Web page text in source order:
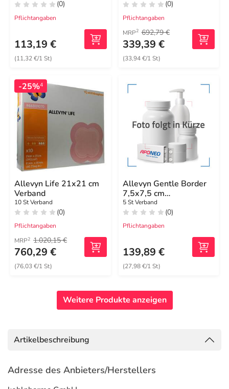
(0)
Pflichtangaben
113,19 €
(11,32 €/1 St)
(0)
Pflichtangaben
MRP2 692,79 €
339,39 €
(33,94 €/1 St)
-25%4
Allevyn Life 21x21 cm
Verband
10 St Verband
(0)
Pflichtangaben
MRP2 1.020,15 €
760,29 €
(76,03 €/1 St)
Allevyn Gentle Border
7,5x7,5 cm
Schaumverband
5 St Verband
(0)
Pflichtangaben
139,89 €
(27,98 €/1 St)
Weitere Produkte anzeigen
Artikelbeschreibung
Adresse des Anbieters/Herstellers